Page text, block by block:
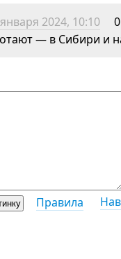
2024, 10:10
0
— в Сибири и
Правила